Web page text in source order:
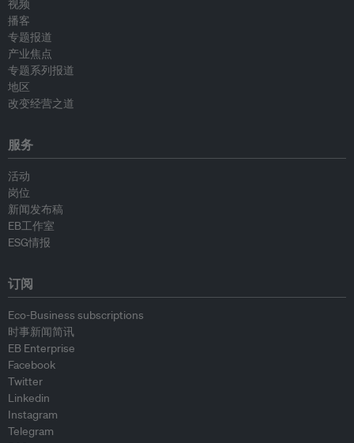
视频
播客
专题报道
产业焦点
专题系列报道
地区
改变经营之道
服务
活动
岗位
新闻发布稿
EB工作室
ESG情报
订阅
Eco-Business subscriptions
时事新闻简讯
EB Enterprise
Facebook
Twitter
Linkedin
Instagram
Telegram